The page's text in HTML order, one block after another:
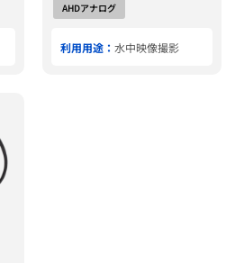
AHDアナログ
利用用途： 水中映像撮影